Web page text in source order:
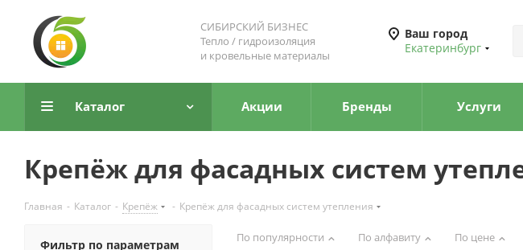
СИБИРСКИЙ БИЗНЕС
Тепло / гидроизоляция
и кровельные материалы
Ваш город
Екатеринбург
Каталог Акции Бренды Услуги
Крепёж для фасадных систем
Главная - Каталог - Крепёж - Крепёж для фасадных систем утепления
По популярности По алфавиту По цене
Фильтр по параметрам